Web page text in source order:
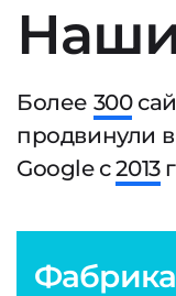
Более 300
продвинули
Google с2013